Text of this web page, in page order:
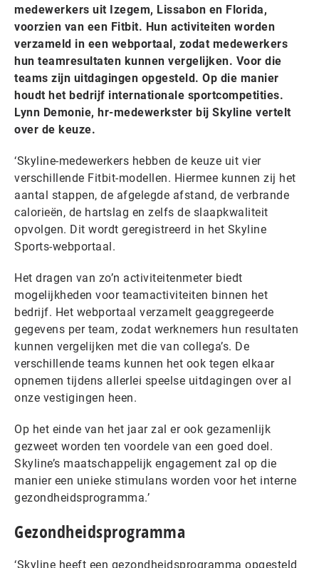
medewerkers uit Izegem, Lissabon en Florida,
voorzien van een Fitbit. Hun activiteiten worden
verzameld in een webportaal, zodat medewerkers
hun teamresultaten kunnen vergelijken. Voor die
teams zijn uitdagingen opgesteld. Op die manier
houdt het bedrijf internationale sportcompetities.
Lynn Demonie, hr-medewerkster bij Skyline vertelt
over de keuze.
‘Skyline-medewerkers hebben de keuze uit vier
verschillende Fitbit-modellen. Hiermee kunnen zij het
aantal stappen, de afgelegde afstand, de verbrande
calorieën, de hartslag en zelfs de slaapkwaliteit
opvolgen. Dit wordt geregistreerd in het Skyline
Sports-webportaal.
Het dragen van zo’n activiteitenmeter biedt
mogelijkheden voor teamactiviteiten binnen het
bedrijf. Het webportaal verzamelt geaggregeerde
gegevens per team, zodat werknemers hun resultaten
kunnen vergelijken met die van collega’s. De
verschillende teams kunnen het ook tegen elkaar
opnemen tijdens allerlei speelse uitdagingen over al
onze vestigingen heen.
Op het einde van het jaar zal er ook gezamenlijk
gezweet worden ten voordele van een goed doel.
Skyline’s maatschappelijk engagement zal op die
manier een unieke stimulans worden voor het interne
gezondheidsprogramma.’
Gezondheidsprogramma
‘Skyline heeft een gezondheidsprogramma opgesteld